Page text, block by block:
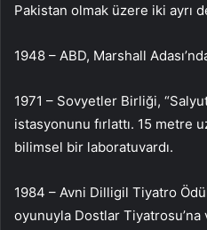
Pakistan olmak üzere iki ayrı
1948 – ABD, Marshall
1971 – Sovyetler Birliği,
istasyonunu fırlattı. 15 metre
bilimsel bir laboratuvardı.
1984 – Avni Dilligil Tiyatro
oyunuyla Dostlar Tiyatrosu’na